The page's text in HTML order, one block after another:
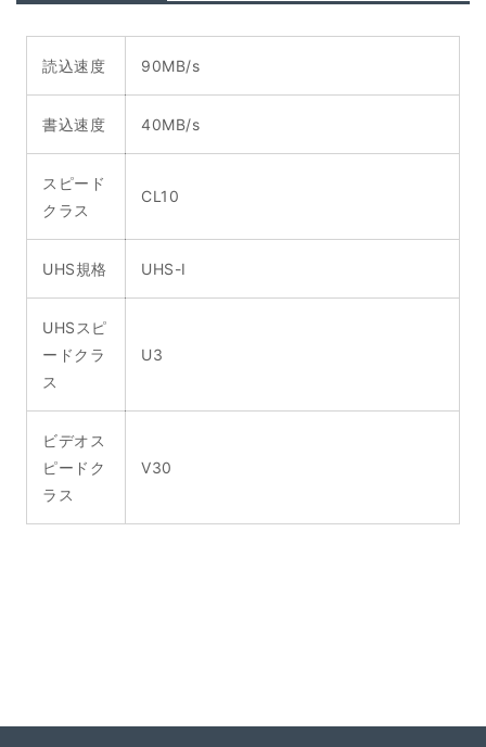
読込速度 90MB/s
書込速度 40MB/s
スピード
クラス
CL10
UHS規格 UHS-I
UHSスピ
ードクラ
ス
U3
ビデオス
ピードク
ラス
V30